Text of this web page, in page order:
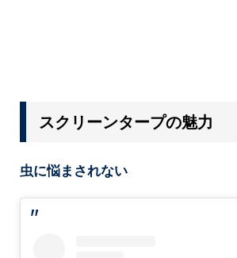
スクリーンタープの魅力
虫に悩まされない